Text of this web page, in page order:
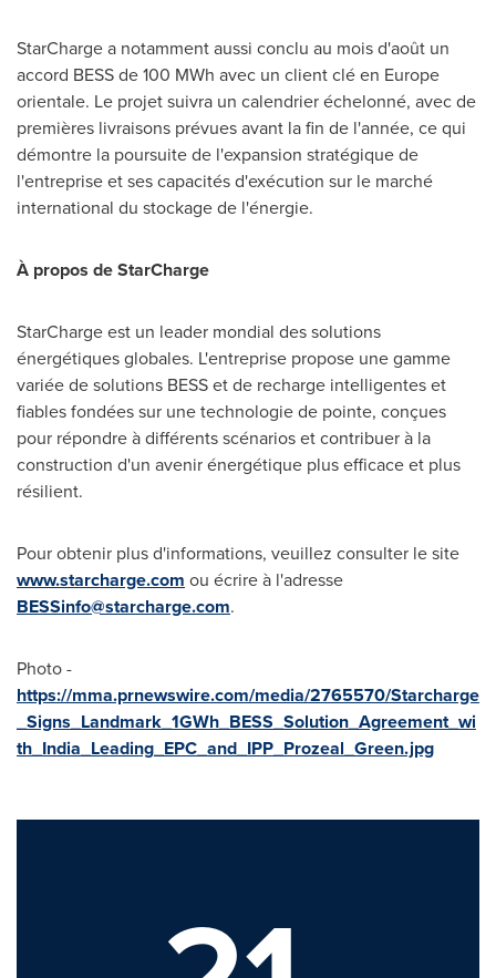
StarCharge a notamment aussi conclu au mois d'août un
accord BESS de 100 MWh avec un client clé en Europe
orientale. Le projet suivra un calendrier échelonné, avec de
premières livraisons prévues avant la fin de l'année, ce qui
démontre la poursuite de l'expansion stratégique de
l'entreprise et ses capacités d'exécution sur le marché
international du stockage de l'énergie.
À propos de StarCharge
StarCharge est un leader mondial des solutions
énergétiques globales. L'entreprise propose une gamme
variée de solutions BESS et de recharge intelligentes et
fiables fondées sur une technologie de pointe, conçues
pour répondre à différents scénarios et contribuer à la
construction d'un avenir énergétique plus efficace et plus
résilient.
Pour obtenir plus d'informations, veuillez consulter le site
www.starcharge.com ou écrire à l'adresse
BESSinfo@starcharge.com.
Photo -
https://mma.prnewswire.com/media/2765570/Starcharge
_Signs_Landmark_1GWh_BESS_Solution_Agreement_wi
th_India_Leading_EPC_and_IPP_Prozeal_Green.jpg